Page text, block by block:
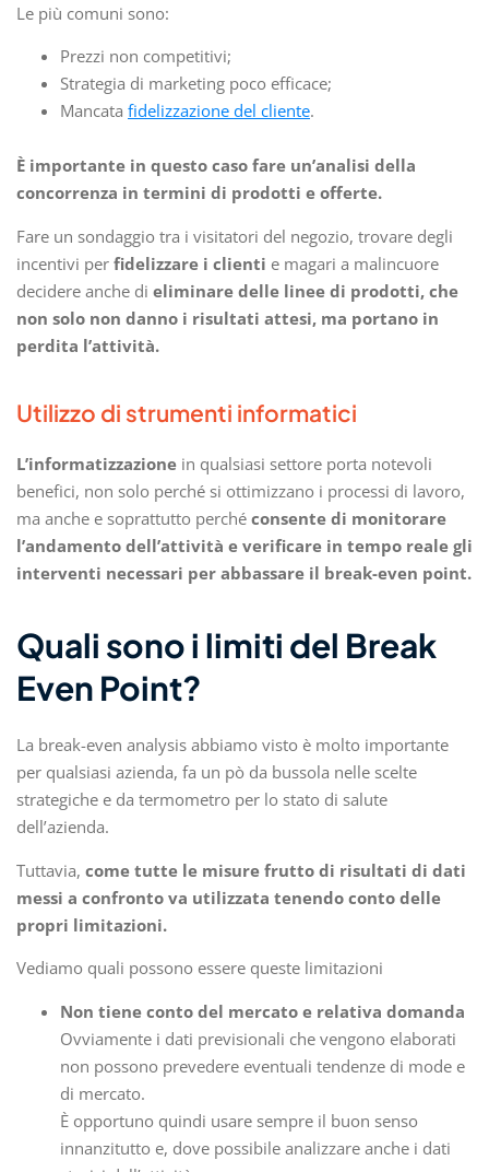
Le più comuni sono:
Prezzi non competitivi;
Strategia di marketing poco efficace;
Mancata fidelizzazione del cliente.
È importante in questo caso fare un’analisi della
concorrenza in termini di prodotti e offerte.
Fare un sondaggio tra i visitatori del negozio, trovare degli
incentivi per fidelizzare i clienti e magari a malincuore
decidere anche di eliminare delle linee di prodotti, che
non solo non danno i risultati attesi, ma portano in
perdita l’attività.
Utilizzo di strumenti informatici
L’informatizzazione in qualsiasi settore porta notevoli
benefici, non solo perché si ottimizzano i processi di lavoro,
ma anche e soprattutto perché consente di monitorare
l’andamento dell’attività e verificare in tempo reale gli
interventi necessari per abbassare il break-even point.
Quali sono i limiti del Break
Even Point?
La break-even analysis abbiamo visto è molto importante
per qualsiasi azienda, fa un pò da bussola nelle scelte
strategiche e da termometro per lo stato di salute
dell’azienda.
Tuttavia, come tutte le misure frutto di risultati di dati
messi a confronto va utilizzata tenendo conto delle
propri limitazioni.
Vediamo quali possono essere queste limitazioni
Non tiene conto del mercato e relativa domanda
Ovviamente i dati previsionali che vengono elaborati
non possono prevedere eventuali tendenze di mode e
di mercato.
È opportuno quindi usare sempre il buon senso
innanzitutto e, dove possibile analizzare anche i dati